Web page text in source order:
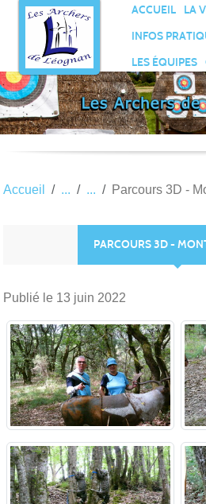
ACCUEIL
LA
INFOS
LES ÉQUIPES
Accueil Parcours 3D -
PARCOURS 3D -
Publié le 13 juin 2022
Panneau de gestion des cookies